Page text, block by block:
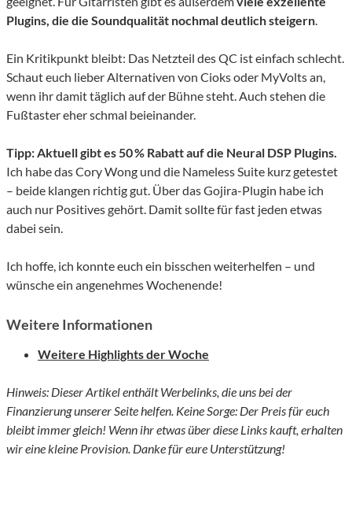
Plugins, die die Soundqualität nochmal deutlich steigern.
Ein Kritikpunkt bleibt: Das Netzteil des QC ist einfach schlecht.
Schaut euch lieber Alternativen von Cioks oder MyVolts an,
wenn ihr damit täglich auf der Bühne steht. Auch stehen die
Fußtaster eher schmal beieinander.
Tipp: Aktuell gibt es 50 % Rabatt auf die Neural DSP Plugins.
Ich habe das Cory Wong und die Nameless Suite kurz getestet
– beide klangen richtig gut. Über das Gojira-Plugin habe ich
auch nur Positives gehört. Damit sollte für fast jeden etwas
dabei sein.
Ich hoffe, ich konnte euch ein bisschen weiterhelfen – und
wünsche ein angenehmes Wochenende!
Weitere Informationen
Weitere Highlights der Woche
Hinweis: Dieser Artikel enthält Werbelinks, die uns bei der
Finanzierung unserer Seite helfen. Keine Sorge: Der Preis für euch
bleibt immer gleich! Wenn ihr etwas über diese Links kauft, erhalten
wir eine kleine Provision. Danke für eure Unterstützung!